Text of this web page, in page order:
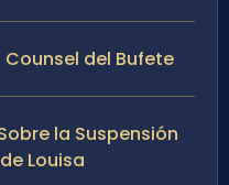
Counsel del Bufete
la Suspensión
Louisa